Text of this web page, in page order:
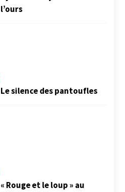
l’ours
Le silence des pantoufles
« Rouge et le loup » au